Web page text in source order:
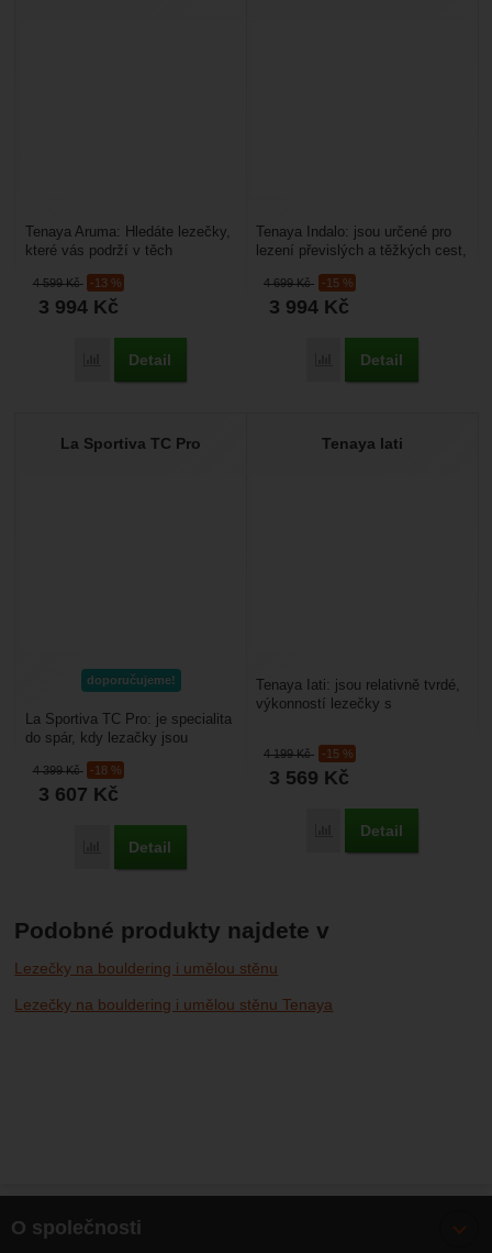
4 599Kč -13 %
3 994 Kč
Porovnat
Detail
Tenaya Aruma: Hledáte lezečky,
které vás podrží v těch
zaručí stoprocentní...
4 699Kč -15 %
3 994 Kč
Porovnat
Detail
Tenaya Indalo: jsou určené pro
lezení převislých a těžkých cest,
bouldering....
La Sportiva TC Pro
doporučujeme!
4 399Kč -18 %
3 607 Kč
Porovnat
Detail
La Sportiva TC Pro: je specialita
do spár, kdy lezačky jsou
kotníky před odřením....
Tenaya Iati
4 199Kč -15 %
3 569 Kč
Porovnat
Detail
Tenaya Iati: jsou relativně tvrdé,
výkonností lezečky s
jsou určené pro...
Podobné produkty najdete v
Lezečky na bouldering i umělou stěnu
Lezečky na bouldering i umělou stěnu Tenaya
O společnosti